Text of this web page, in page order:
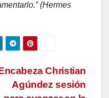
(Hermes
Christian
Agúndez sesión